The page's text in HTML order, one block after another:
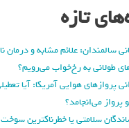
تازه
سالمندان: علائم مشابه و درمان
طولانی به رخ‌خواب می‌رویم؟
پروازهای هوایی آمریکا: آیا
پرواز می‌انجامد؟
سلامتی یا خطرناکترین